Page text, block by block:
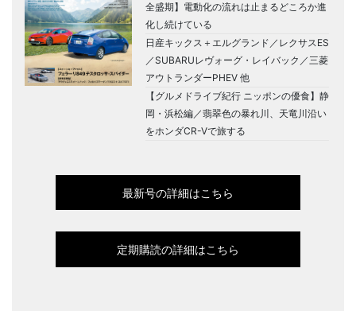
全盛期】電動化の流れは止まるどころか進
化し続けている
日産キックス＋エルグランド／レクサスES
／SUBARUレヴォーグ・レイバック／三菱
アウトランダーPHEV 他
【グルメドライブ紀行 ニッポンの優食】静
岡・浜松編／翡翠色の暴れ川、天竜川沿い
をホンダCR-Vで旅する
最新号の詳細はこちら
定期購読の詳細はこちら